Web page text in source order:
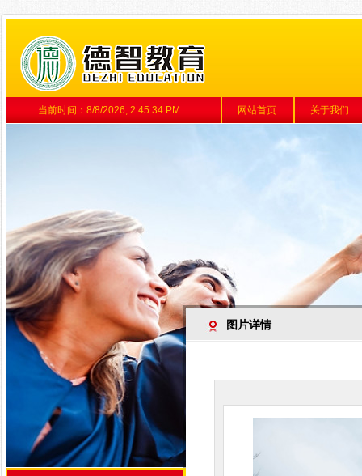
网站首页 关于我们
当前时间： 8/8/2026, 2:45:34 PM
图片详情